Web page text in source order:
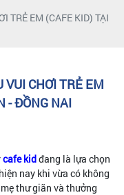
TRẺ EM (CAFE KID) TẠI
CHƠI TRẺ EM
- ĐỒNG NAI
cafe kidđang là lựa chọn
nay khi vừa có không
thư giãn và thưởng